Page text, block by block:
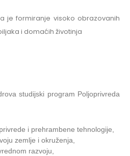
je formiranje visoko obrazovanih
i domaćih životinja
studijski program Poljoprivreda
i prehrambene tehnologije,
zemlje i okruženja,
razvoju,